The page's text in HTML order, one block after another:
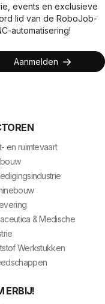
events en exclusieve
lid van de RoboJob-
automatisering!
Aanmelden
en ruimtevaart
& Medische
Werkstukken
ERBIJ!